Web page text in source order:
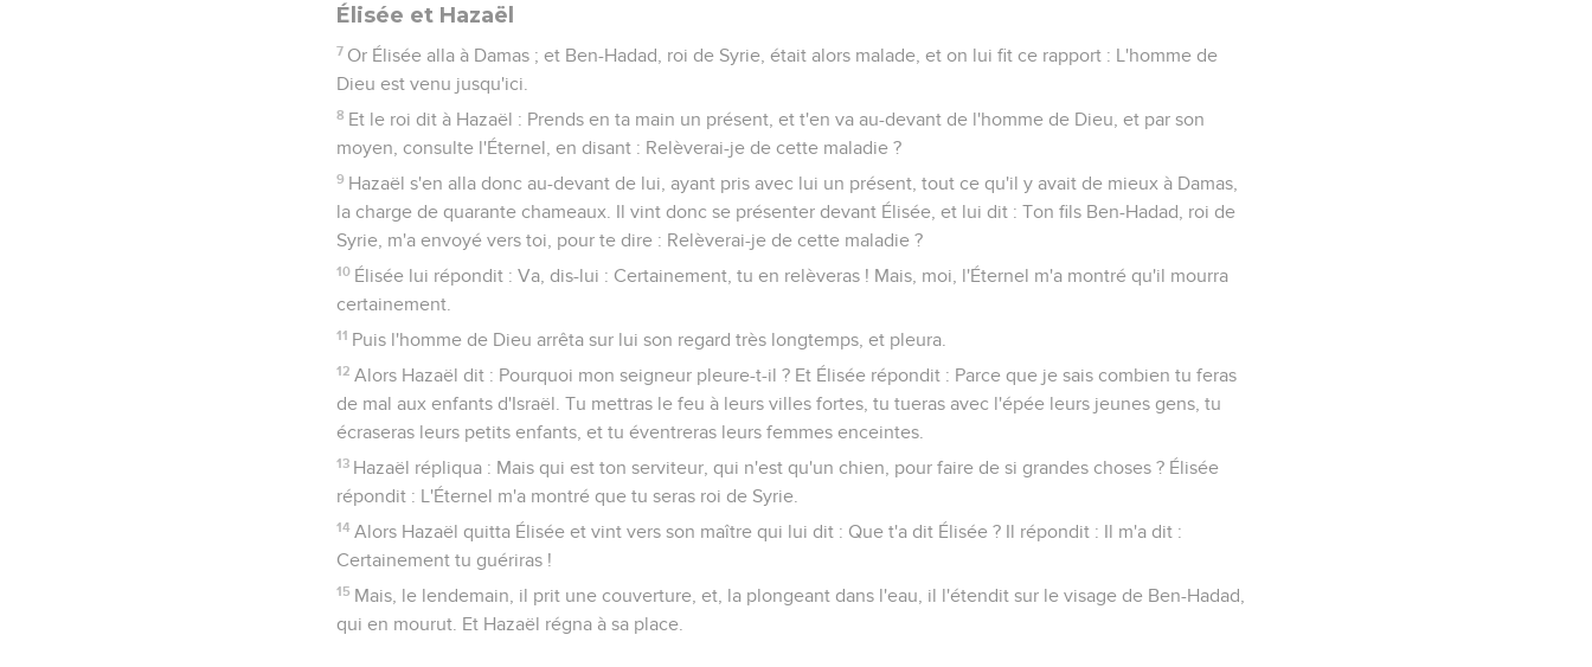
Élisée et Hazaël
7 Or Élisée alla à Damas ; et Ben-Hadad, roi de Syrie, était alors malade, et on lui fit ce rapport : L'homme de
Dieu est venu jusqu'ici.
8 Et le roi dit à Hazaël : Prends en ta main un présent, et t'en va au-devant de l'homme de Dieu, et par son
moyen, consulte l'Éternel, en disant : Relèverai-je de cette maladie ?
9 Hazaël s'en alla donc au-devant de lui, ayant pris avec lui un présent, tout ce qu'il y avait de mieux à Damas,
la charge de quarante chameaux. Il vint donc se présenter devant Élisée, et lui dit : Ton fils Ben-Hadad, roi de
Syrie, m'a envoyé vers toi, pour te dire : Relèverai-je de cette maladie ?
10 Élisée lui répondit : Va, dis-lui : Certainement, tu en relèveras ! Mais, moi, l'Éternel m'a montré qu'il mourra
certainement.
11 Puis l'homme de Dieu arrêta sur lui son regard très longtemps, et pleura.
12 Alors Hazaël dit : Pourquoi mon seigneur pleure-t-il ? Et Élisée répondit : Parce que je sais combien tu feras
de mal aux enfants d'Israël. Tu mettras le feu à leurs villes fortes, tu tueras avec l'épée leurs jeunes gens, tu
écraseras leurs petits enfants, et tu éventreras leurs femmes enceintes.
13 Hazaël répliqua : Mais qui est ton serviteur, qui n'est qu'un chien, pour faire de si grandes choses ? Élisée
répondit : L'Éternel m'a montré que tu seras roi de Syrie.
14 Alors Hazaël quitta Élisée et vint vers son maître qui lui dit : Que t'a dit Élisée ? Il répondit : Il m'a dit :
Certainement tu guériras !
15 Mais, le lendemain, il prit une couverture, et, la plongeant dans l'eau, il l'étendit sur le visage de Ben-Hadad,
qui en mourut. Et Hazaël régna à sa place.